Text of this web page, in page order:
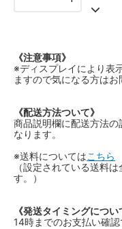
《注意事項》
※ディスプレイにより表
ますので気になる方はお
《配送方法ついて》
商品説明欄に配送方法
なります。
※送料についてはこちら
（設定されている送料
す。）
《発送タイミングについ
14時までのお支払い確認